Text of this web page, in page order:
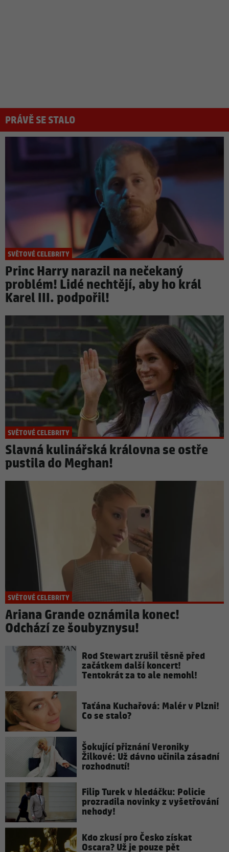
PRÁVĚ SE STALO
SVĚTOVÉ CELEBRITY
Princ Harry narazil na nečekaný
problém! Lidé nechtějí, aby ho král
Karel III. podpořil!
SVĚTOVÉ CELEBRITY
Slavná kulinářská královna se ostře
pustila do Meghan!
SVĚTOVÉ CELEBRITY
Ariana Grande oznámila konec!
Odchází ze šoubyznysu!
Rod Stewart zrušil těsně před
začátkem další koncert!
Tentokrát za to ale nemohl!
Taťána Kuchařová: Malér v Plzni!
Co se stalo?
Šokující přiznání Veroniky
Žilkové: Už dávno učinila zásadní
rozhodnutí!
Filip Turek v hledáčku: Policie
prozradila novinky z vyšetřování
nehody!
Kdo zkusí pro Česko získat
Oscara? Už je pouze pět